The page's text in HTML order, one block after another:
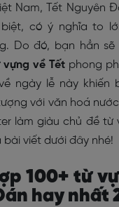
Nam, Tết Nguyên
có ý nghĩa to
Do đó, bạn hẳn sẽ
vựng về Tết phong
ngày lễ này khiến
với văn hoá nước
làm giàu chủ đề từ
viết dưới đây nhé!
100+ từ
hay nhất